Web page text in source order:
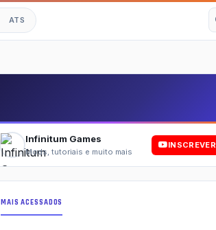
ATS
Infinitum Games
Mods, tutoriais e muito mais
INSCREVER
MAIS ACESSADOS